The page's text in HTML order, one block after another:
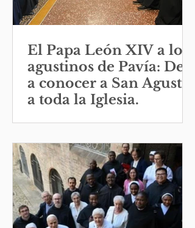
El Papa León XIV a los
agustinos de Pavía: Den
a conocer a San Agustín
a toda la Iglesia.